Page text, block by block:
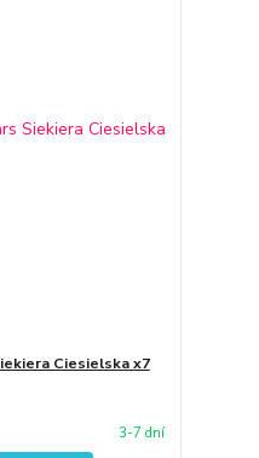
Ciesielska x7
3-7 dní